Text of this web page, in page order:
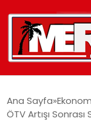
YAŞAM
Ana Sayfa
ÖTV Artışı